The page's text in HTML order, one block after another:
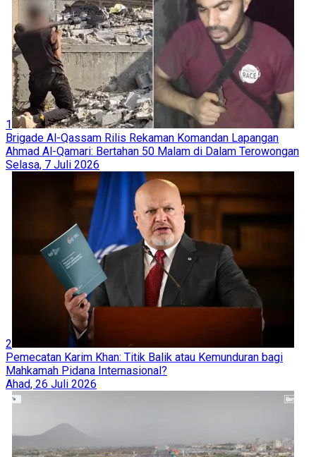
1
Brigade Al-Qassam Rilis Rekaman Komandan Lapangan
Ahmad Al-Qamari: Bertahan 50 Malam di Dalam Terowongan
Selasa, 7 Juli 2026
2
Pemecatan Karim Khan: Titik Balik atau Kemunduran bagi
Mahkamah Pidana Internasional?
Ahad, 26 Juli 2026